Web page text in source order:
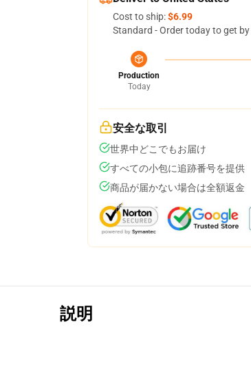
Cost to ship:$6.99
Standard - Order today to get by
Production
Today
安全な取引
世界中どこでもお届け
すべての小包に追跡番号を提供
商品が届かない場合は全額返金
説明